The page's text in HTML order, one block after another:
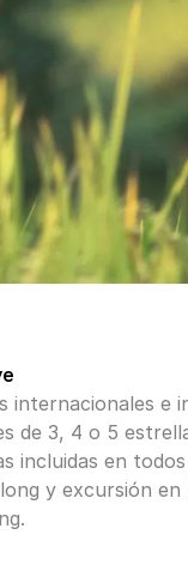
internacionales e
de 3, 4 o 5
incluidas en
y excursión